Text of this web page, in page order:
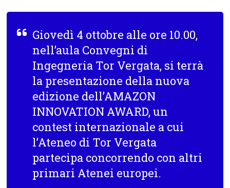
Giovedì 4 ottobre alle ore 10.00,
nell’aula Convegni di
Ingegneria Tor Vergata, si terrà
la presentazione della nuova
edizione dell’AMAZON
INNOVATION AWARD, un
contest internazionale a cui
l’Ateneo di Tor Vergata
partecipa concorrendo con altri
primari Atenei europei.